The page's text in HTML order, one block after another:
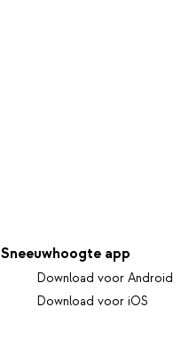
Sneeuwhoogte app
Download voor Android
Download voor iOS